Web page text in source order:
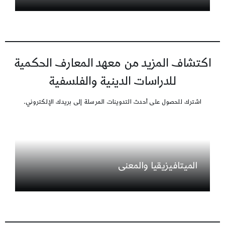
اكتشاف المزيد من معهد المعارف الحكمية
للدراسات الدينية والفلسفية
اشترك للحصول على أحدث التدوينات المرسلة إلى بريدك الإلكتروني.
الميتافيزيقيا والمعنى